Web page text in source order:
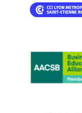
IMAGE